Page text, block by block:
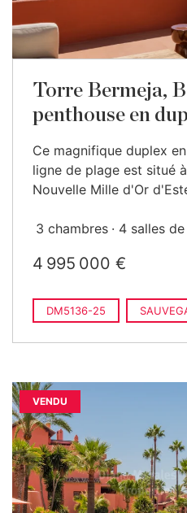
Torre Bermeja,
penthouse en
Ce magnifique duplex
ligne de plage est situé
Nouvelle Mille d'Or
3 chambres 4 salles
4 995 000 €
DM5136-25
VENDU